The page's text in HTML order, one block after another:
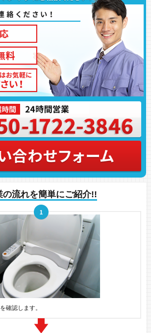
の流れを簡単にご紹介!!
確認します。